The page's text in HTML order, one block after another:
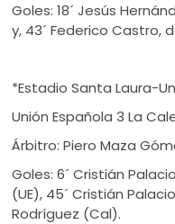
Goles: 18´ Jesús
y, 43´ Federico Castro,
*Estadio Santa Laura-
Unión Española 3 La
Árbitro: Piero Maza
Goles: 6´ Cristián
(UE), 45´ Cristián
Rodríguez (Cal).